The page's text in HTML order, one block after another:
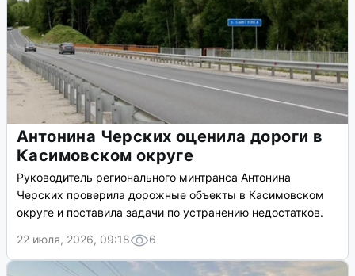
Антонина Черских оценила дороги в
Касимовском округе
Руководитель регионального минтранса Антонина
Черских проверила дорожные объекты в Касимовском
округе и поставила задачи по устранению недостатков.
22 июля, 2026, 09:18
6